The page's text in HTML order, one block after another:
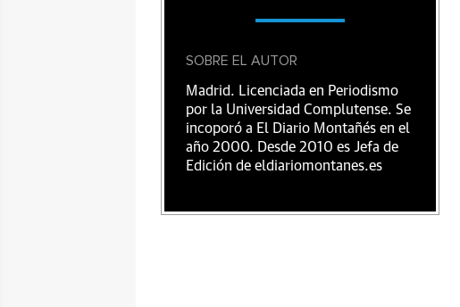
SOBRE EL AUTOR
Madrid. Licenciada en Periodismo
por la Universidad Complutense. Se
incoporó a El Diario Montañés en el
año 2000. Desde 2010 es Jefa de
Edición de eldiariomontanes.es